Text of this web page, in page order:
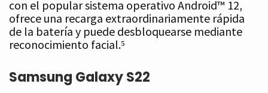
con el popular sistema operativo Android™ 12,
ofrece una recarga extraordinariamente rápida
de la batería y puede desbloquearse mediante
reconocimiento facial.⁵
Samsung Galaxy S22